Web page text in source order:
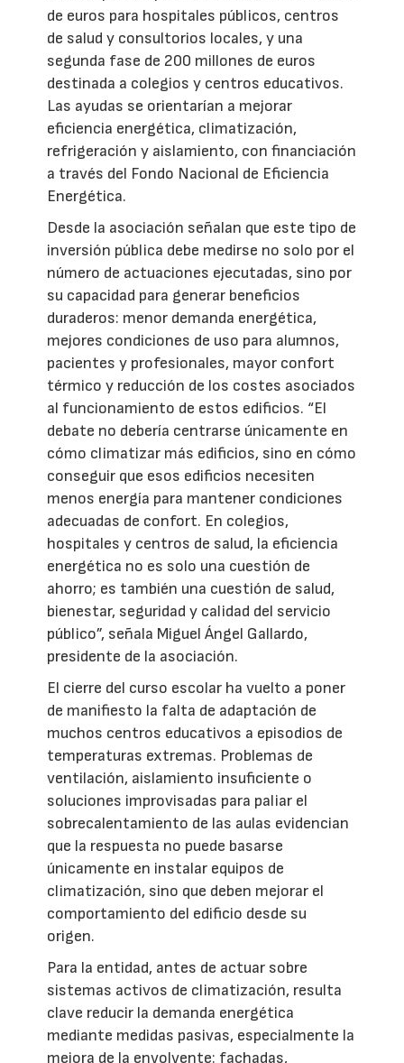
de euros para hospitales públicos, centros
de salud y consultorios locales, y una
segunda fase de 200 millones de euros
destinada a colegios y centros educativos.
Las ayudas se orientarían a mejorar
eficiencia energética, climatización,
refrigeración y aislamiento, con financiación
a través del Fondo Nacional de Eficiencia
Energética.
Desde la asociación señalan que este tipo de
inversión pública debe medirse no solo por el
número de actuaciones ejecutadas, sino por
su capacidad para generar beneficios
duraderos: menor demanda energética,
mejores condiciones de uso para alumnos,
pacientes y profesionales, mayor confort
térmico y reducción de los costes asociados
al funcionamiento de estos edificios. “El
debate no debería centrarse únicamente en
cómo climatizar más edificios, sino en cómo
conseguir que esos edificios necesiten
menos energía para mantener condiciones
adecuadas de confort. En colegios,
hospitales y centros de salud, la eficiencia
energética no es solo una cuestión de
ahorro; es también una cuestión de salud,
bienestar, seguridad y calidad del servicio
público”, señala Miguel Ángel Gallardo,
presidente de la asociación.
El cierre del curso escolar ha vuelto a poner
de manifiesto la falta de adaptación de
muchos centros educativos a episodios de
temperaturas extremas. Problemas de
ventilación, aislamiento insuficiente o
soluciones improvisadas para paliar el
sobrecalentamiento de las aulas evidencian
que la respuesta no puede basarse
únicamente en instalar equipos de
climatización, sino que deben mejorar el
comportamiento del edificio desde su
origen.
Para la entidad, antes de actuar sobre
sistemas activos de climatización, resulta
clave reducir la demanda energética
mediante medidas pasivas, especialmente la
mejora de la envolvente: fachadas,